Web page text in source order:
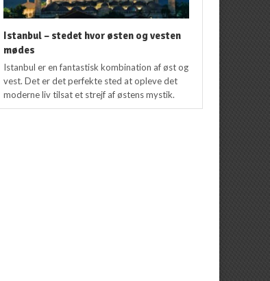
Istanbul – stedet hvor østen og vesten
mødes
Istanbul er en fantastisk kombination af øst og
vest. Det er det perfekte sted at opleve det
moderne liv tilsat et strejf af østens mystik.